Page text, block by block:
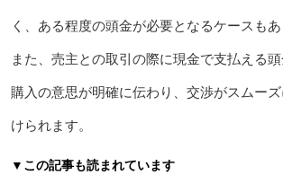
く、ある程度の頭金が必要となるケースもあ
また、売主との取引の際に現金で支払える頭
購入の意思が明確に伝わり、交渉がスムー
けられます。
▼この記事も読まれています